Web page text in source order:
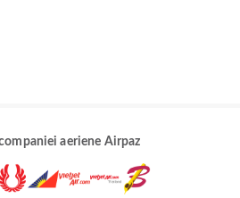
aeriene Airpaz